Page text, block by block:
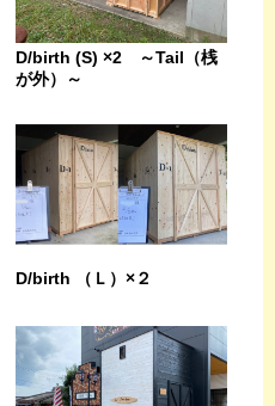
D/birth (S) ×2 ～Tail（桟
が外）～
D/birth （Ｌ）×２